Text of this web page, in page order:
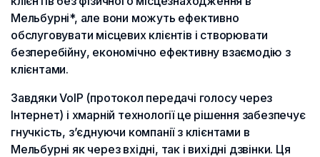
Мельбурні*, але вони можуть ефективно
обслуговувати місцевих клієнтів і створювати
безперебійну, економічно ефективну взаємодію з
клієнтами.
Завдяки VoIP (протокол передачі голосу через
Інтернет) і хмарній технології це рішення забезпечує
гнучкість, з’єднуючи компанії з клієнтами в
Мельбурні як через вхідні, так і вихідні дзвінки. Ця